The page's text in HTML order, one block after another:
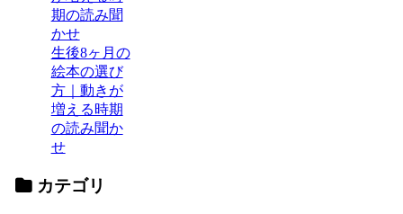
生後8ヶ月の
絵本の選び
方｜動きが
増える時期
の読み聞か
せ
カテゴリ